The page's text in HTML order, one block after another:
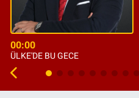
00:00
ÜLKE'DE BU GECE